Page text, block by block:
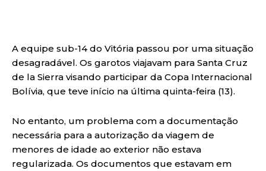
A equipe sub-14 do Vitória passou por uma situação
desagradável. Os garotos viajavam para Santa Cruz
de la Sierra visando participar da Copa Internacional
Bolívia, que teve início na última quinta-feira (13).
No entanto, um problema com a documentação
necessária para a autorização da viagem de
menores de idade ao exterior não estava
regularizada. Os documentos que estavam em